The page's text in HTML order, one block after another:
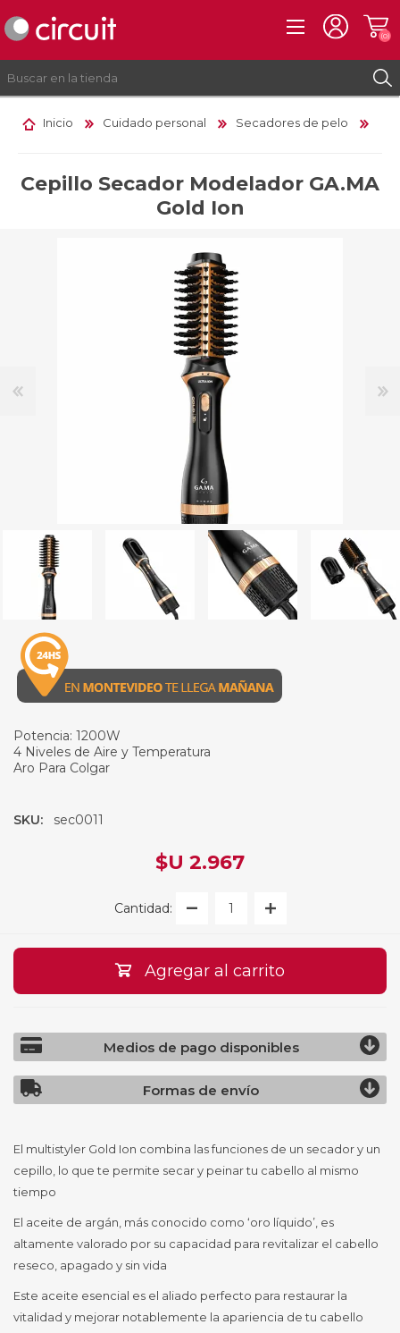
INICIAR SESIÓN
(0)
Inicio Cuidado personal Secadores de pelo
Cepillo Secador Modelador GA.MA
Gold Ion
Potencia: 1200W
4 Niveles de Aire y Temperatura
Aro Para Colgar
SKU: sec0011
$U 2.967
Cantidad:
Agregar al carrito
Medios de pago disponibles
Formas de envío
El multistyler Gold Ion combina las funciones de un secador y un
cepillo, lo que te permite secar y peinar tu cabello al mismo
tiempo
El aceite de argán, más conocido como ‘oro líquido’, es
altamente valorado por su capacidad para revitalizar el cabello
reseco, apagado y sin vida
Este aceite esencial es el aliado perfecto para restaurar la
vitalidad y mejorar notablemente la apariencia de tu cabello